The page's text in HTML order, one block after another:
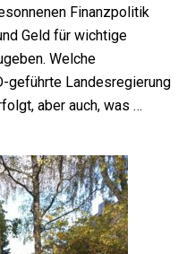
Finanzpolitik
Geld für wichtige
Welche
geführte Landesregierung
aber auch, was …